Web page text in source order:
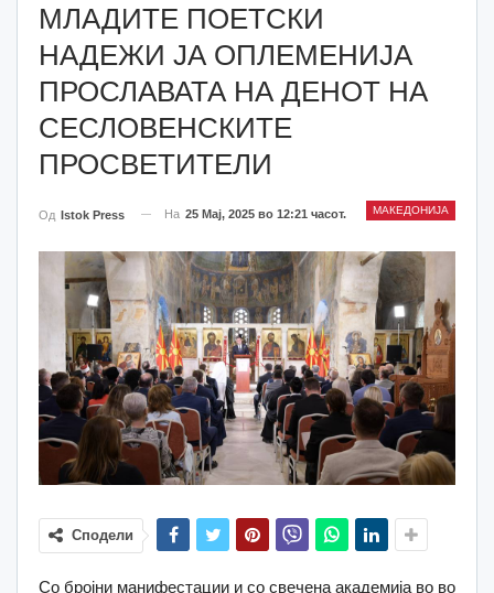
МЛАДИТЕ ПОЕТСКИ
НАДЕЖИ ЈА ОПЛЕМЕНИЈА
ПРОСЛАВАТА НА ДЕНОТ НА
СЕСЛОВЕНСКИТЕ
ПРОСВЕТИТЕЛИ
МАКЕДОНИЈА
Од Istok Press На 25 Мај, 2025 во 12:21 часот.
Сподели
Со бројни манифестации и со свечена академија во во